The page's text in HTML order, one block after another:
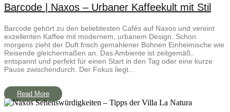
Barcode | Naxos – Urbaner Kaffeekult mit Stil
Barcode gehört zu den beliebtesten Cafés auf Naxos und vereint
exzellenten Kaffee mit modernem, urbanem Design. Schon
morgens zieht der Duft frisch gemahlener Bohnen Einheimische wie
Reisende gleichermaßen an. Das Ambiente ist zeitgemäß,
entspannt und perfekt für einen Start in den Tag oder eine kurze
Pause zwischendurch. Der Fokus liegt...
Read More